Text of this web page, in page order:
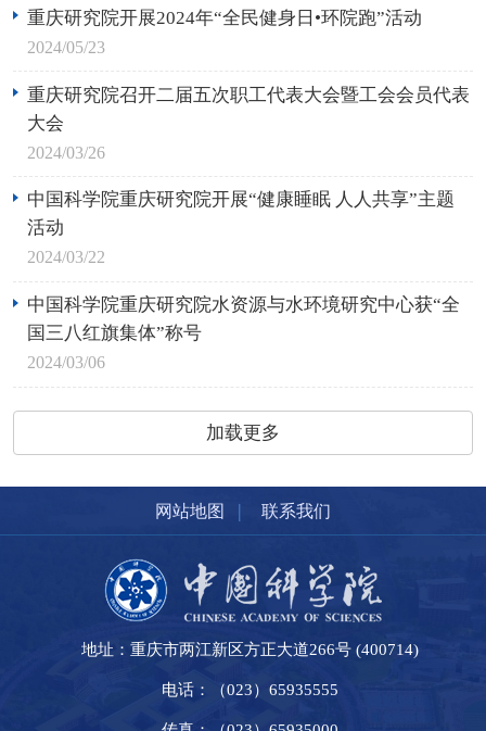
重庆研究院开展2024年“全民健身日•环院跑”活动
2024/05/23
重庆研究院召开二届五次职工代表大会暨工会会员代表
大会
2024/03/26
中国科学院重庆研究院开展“健康睡眠 人人共享”主题
活动
2024/03/22
中国科学院重庆研究院水资源与水环境研究中心获“全
国三八红旗集体”称号
2024/03/06
加载更多
网站地图 | 联系我们
地址：重庆市两江新区方正大道266号 (400714)
电话：（023）65935555